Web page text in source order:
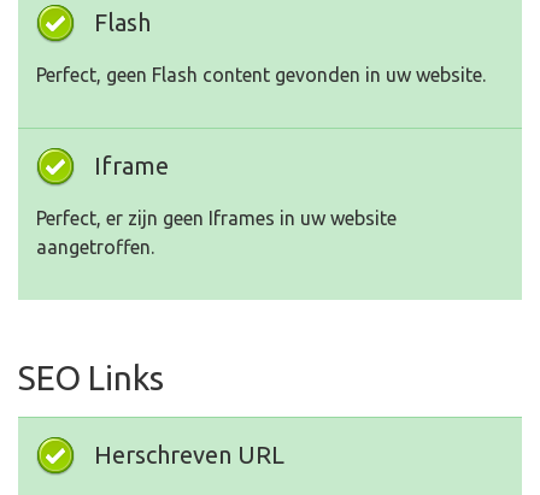
Flash
Perfect, geen Flash content gevonden in uw website.
Iframe
Perfect, er zijn geen Iframes in uw website
aangetroffen.
SEO Links
Herschreven URL